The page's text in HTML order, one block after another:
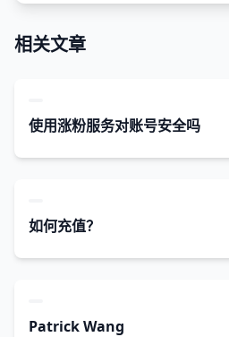
相关文章
使用涨粉服务对账号安全吗
如何充值？
Patrick Wang